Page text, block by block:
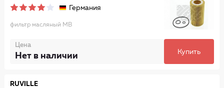
Германия
фильтр масляный MB
Цена
Нет в наличии Купить
RUVILLE